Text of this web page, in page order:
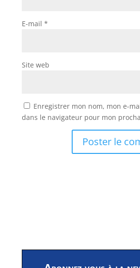
E-mail *
Site web
Enregistrer mon nom, mon e-
dans le navigateur pour mon